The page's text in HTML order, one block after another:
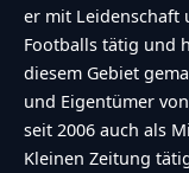
er mit Leidenschaft
Footballs tätig und
diesem Gebiet
und Eigentümer
seit 2006 auch als
Kleinen Zeitung